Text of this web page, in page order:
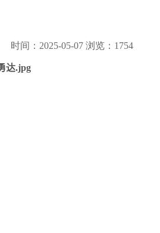
间：2025-05-07 浏览： 1754